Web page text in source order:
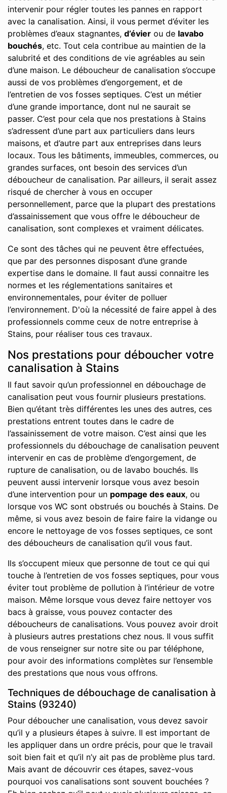
intervenir pour régler toutes les pannes en rapport
avec la canalisation. Ainsi, il vous permet d’éviter les
problèmes d’eaux stagnantes, d’évier ou de lavabo
bouchés, etc. Tout cela contribue au maintien de la
salubrité et des conditions de vie agréables au sein
d’une maison. Le déboucheur de canalisation s’occupe
aussi de vos problèmes d’engorgement, et de
l’entretien de vos fosses septiques. C’est un métier
d’une grande importance, dont nul ne saurait se
passer. C’est pour cela que nos prestations à Stains
s’adressent d’une part aux particuliers dans leurs
maisons, et d’autre part aux entreprises dans leurs
locaux. Tous les bâtiments, immeubles, commerces, ou
grandes surfaces, ont besoin des services d’un
déboucheur de canalisation. Par ailleurs, il serait assez
risqué de chercher à vous en occuper
personnellement, parce que la plupart des prestations
d’assainissement que vous offre le déboucheur de
canalisation, sont complexes et vraiment délicates.
Ce sont des tâches qui ne peuvent être effectuées,
que par des personnes disposant d’une grande
expertise dans le domaine. Il faut aussi connaitre les
normes et les réglementations sanitaires et
environnementales, pour éviter de polluer
l’environnement. D'où la nécessité de faire appel à des
professionnels comme ceux de notre entreprise à
Stains, pour réaliser tous ces travaux.
Nos prestations pour déboucher votre
canalisation à Stains
Il faut savoir qu’un professionnel en débouchage de
canalisation peut vous fournir plusieurs prestations.
Bien qu’étant très différentes les unes des autres, ces
prestations entrent toutes dans le cadre de
l’assainissement de votre maison. C’est ainsi que les
professionnels du débouchage de canalisation peuvent
intervenir en cas de problème d’engorgement, de
rupture de canalisation, ou de lavabo bouchés. Ils
peuvent aussi intervenir lorsque vous avez besoin
d’une intervention pour un pompage des eaux, ou
lorsque vos WC sont obstrués ou bouchés à Stains. De
même, si vous avez besoin de faire faire la vidange ou
encore le nettoyage de vos fosses septiques, ce sont
des déboucheurs de canalisation qu’il vous faut.
Ils s’occupent mieux que personne de tout ce qui qui
touche à l’entretien de vos fosses septiques, pour vous
éviter tout problème de pollution à l’intérieur de votre
maison. Même lorsque vous devez faire nettoyer vos
bacs à graisse, vous pouvez contacter des
déboucheurs de canalisations. Vous pouvez avoir droit
à plusieurs autres prestations chez nous. Il vous suffit
de vous renseigner sur notre site ou par téléphone,
pour avoir des informations complètes sur l’ensemble
des prestations que nous vous offrons.
Techniques de débouchage de canalisation à
Stains (93240)
Pour déboucher une canalisation, vous devez savoir
qu’il y a plusieurs étapes à suivre. Il est important de
les appliquer dans un ordre précis, pour que le travail
soit bien fait et qu’il n’y ait pas de problème plus tard.
Mais avant de découvrir ces étapes, savez-vous
pourquoi vos canalisations sont souvent bouchées ?